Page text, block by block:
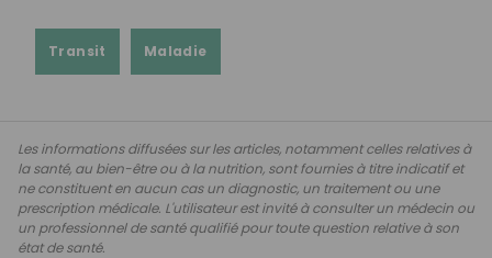
Transit Maladie
Les informations diffusées sur les articles, notamment celles relatives à
la santé, au bien-être ou à la nutrition, sont fournies à titre indicatif et
ne constituent en aucun cas un diagnostic, un traitement ou une
prescription médicale. L'utilisateur est invité à consulter un médecin ou
un professionnel de santé qualifié pour toute question relative à son
état de santé.